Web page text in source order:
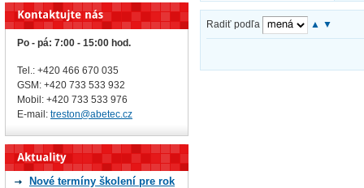
Radiť podľa ▲ ▼
Po - pá: 7:00 - 15:00 hod.
Tel.: +420 466 670 035
GSM: +420 733 533 932
Mobil: +420 733 533 976
E-mail: treston@abetec.cz
Nové termíny školení pre rok